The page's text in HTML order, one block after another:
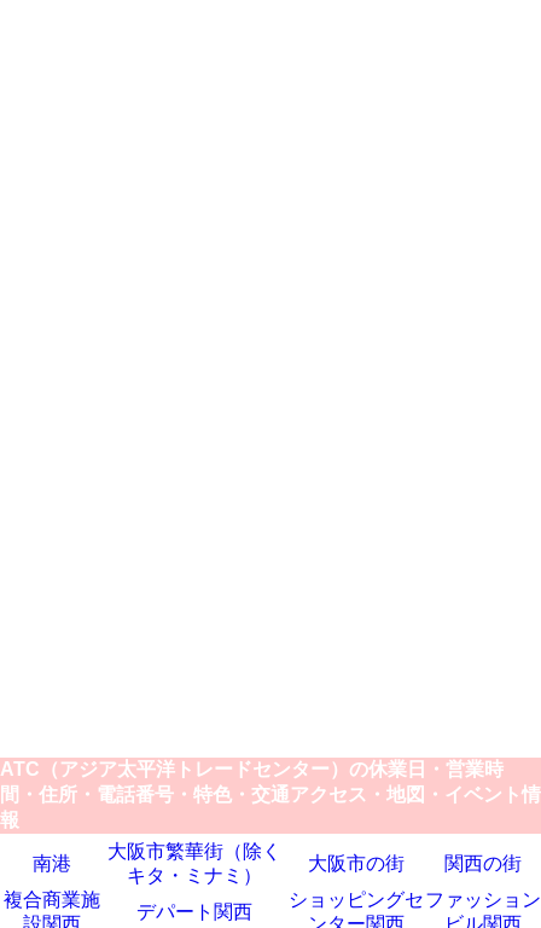
ATC（アジア太平洋トレードセンター）の休業日・営業時
間・住所・電話番号・特色・交通アクセス・地図・イベント情
報
南港
大阪市繁華街（除く
キタ・ミナミ）
大阪市の街
関西の街
複合商業施
設関西
デパート関西
ショッピングセ
ンター関西
ファッション
ビル関西